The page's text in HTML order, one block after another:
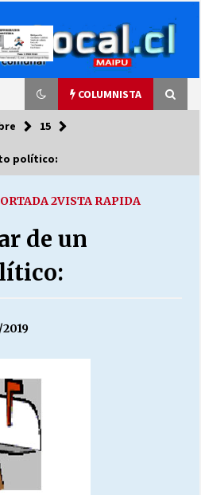
COLUMNISTA
a bajar?
DE SER DC” SALUDA EL
TRABAJADORES, CLIMA
El Carmen de Maipu.
15
político:
2VISTA RAPIDA
de un